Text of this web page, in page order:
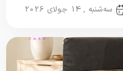
سه‌شنبه , 14 جولای 2026